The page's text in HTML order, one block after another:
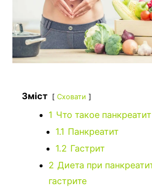
Зміст Сховати
1 Что такое
1.1 Панкреатит
1.2 Гастрит
2 Диета при
гастрите